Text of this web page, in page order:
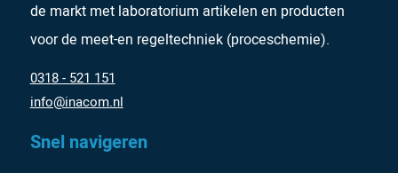
de markt met laboratorium artikelen en producten
voor de meet-en regeltechniek (proceschemie).
0318 - 521 151
info@inacom.nl
Snel navigeren